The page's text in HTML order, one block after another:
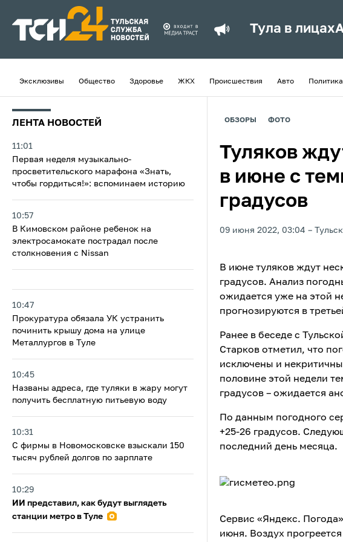
Тула в лицах
Эксклюзивы Общество Здоровье ЖКХ Происшествия Авто Политика
ЛЕНТА НОВОСТЕЙ
11:01
Первая неделя музыкально-
просветительского марафона «Знать,
чтобы гордиться!»: вспоминаем историю
10:57
В Кимовском районе ребенок на
электросамокате пострадал после
столкновения с Nissan
10:47
Прокуратура обязала УК устранить
починить крышу дома на улице
Металлургов в Туле
10:45
Названы адреса, где туляки в жару могут
получить бесплатную питьевую воду
10:31
С фирмы в Новомосковске взыскали 150
тысяч рублей долгов по зарплате
10:29
ИИ представил, как будут выглядеть
станции метро в Туле
ОБЗОРЫ ФОТО
Туляков
в июне с
градусов
09 июня 2022, 03:04
В июне туляков ждут
градусов. Анализ
ожидается уже на этой
прогнозируются в
Ранее в беседе с
Старков отметил, что
исключены и
половине этой недели
градусов – ожидается
По данным погодного
+25-26 градусов.
последний день месяца.
Сервис «Яндекс.
июня. Воздух